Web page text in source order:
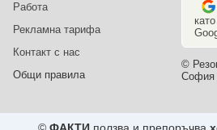
Работа
Рекламна тарифа
Контакт с нас
Общи правила
©
София